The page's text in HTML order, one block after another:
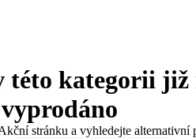
kategorii
stránku a vyhledejte alternativní